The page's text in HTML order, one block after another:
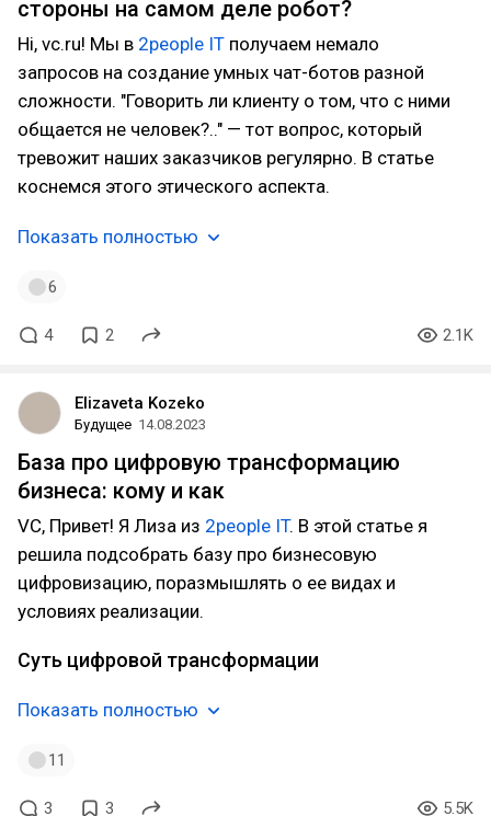
стороны на самом деле робот?
Hi, vc.ru! Мы в 2people IT получаем немало
запросов на создание умных чат-ботов разной
сложности. "Говорить ли клиенту о том, что с ними
общается не человек?.." — тот вопрос, который
тревожит наших заказчиков регулярно. В статье
коснемся этого этического аспекта.
Показать полностью
6
4 2 2.1K
Elizaveta Kozeko
Будущее 14.08.2023
База про цифровую трансформацию
бизнеса: кому и как
VC, Привет! Я Лиза из 2people IT. В этой статье я
решила подсобрать базу про бизнесовую
цифровизацию, поразмышлять о ее видах и
условиях реализации.
Суть цифровой трансформации
Показать полностью
11
3 3 5.5K